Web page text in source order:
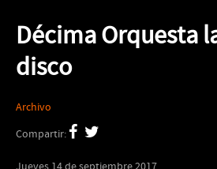
Décima Orquesta
disco
Archivo
Compartir: